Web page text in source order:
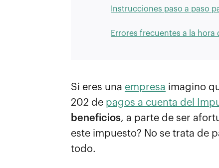
Instrucciones paso a paso
Errores frecuentes a la
Si eres una empresa imagino
202 de pagos a cuenta del
beneficios, a parte de ser
este impuesto? No se trata de
todo.